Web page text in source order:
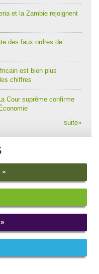
et la Zambie rejoignent
des faux ordres de
est bien plus
chiffres
Cour suprême confirme
suite»